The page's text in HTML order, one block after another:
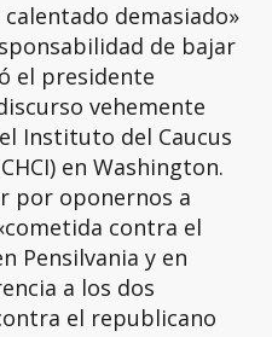
demasiado»
de bajar
el presidente
vehemente
Instituto del Caucus
en Washington.
por oponernos a
contra el
Pensilvania y en
a los dos
el republicano